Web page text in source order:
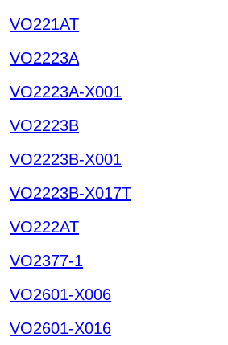
VO221AT
VO2223A
VO2223A-X001
VO2223B
VO2223B-X001
VO2223B-X017T
VO222AT
VO2377-1
VO2601-X006
VO2601-X016